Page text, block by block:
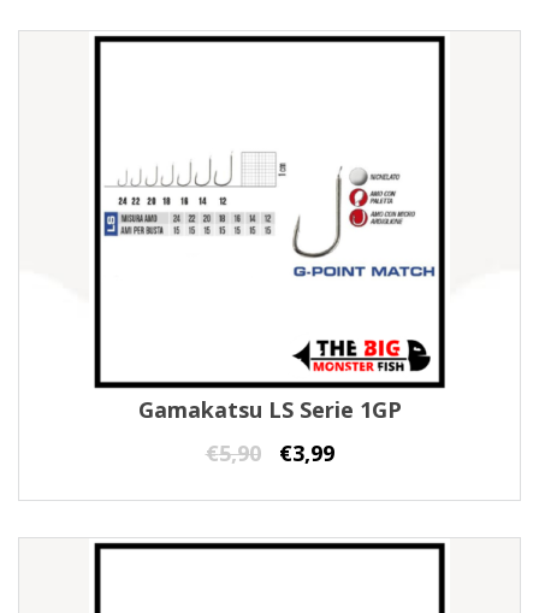
Gamakatsu LS Serie 1GP
€5,90 €3,99